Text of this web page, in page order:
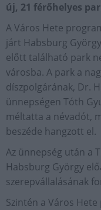
új, 21 férőhelyes
A Város Hete
járt Habsburg
előtt található park
városba. A park a
díszpolgárának, Dr.
ünnepségen Tóth
méltatta a névadót,
beszéde hangzott el.
Az ünnepség után a
Habsburg György
szerepvállalásának
Szintén a Város